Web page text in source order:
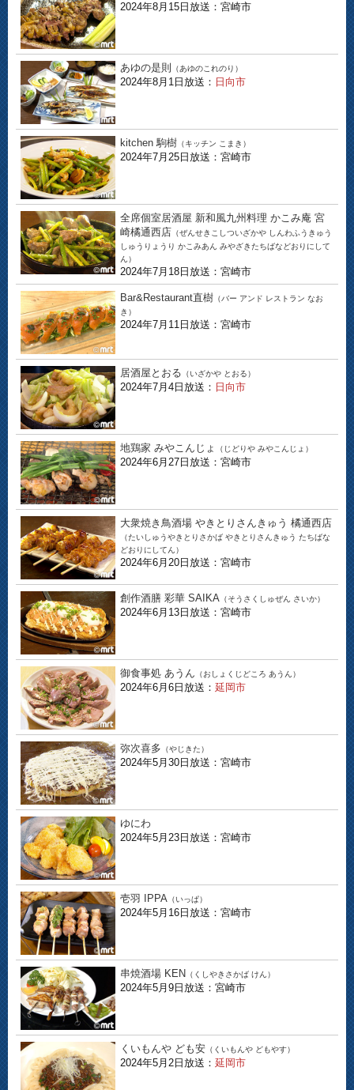
2024年8月15日放送：宮崎市
あゆの是則 （あゆのこれのり）
2024年8月1日放送： 日向市
kitchen 駒樹 （キッチン こまき）
2024年7月25日放送：宮崎市
全席個室居酒屋 新和風九州料理 かこみ庵 宮
崎橘通西店 （ぜんせきこしついざかや しんわふうきゅう
しゅうりょうり かこみあん みやざきたちばなどおりにして
ん）
2024年7月18日放送：宮崎市
Bar&Restaurant直樹 （バー アンド レストラン なお
き）
2024年7月11日放送：宮崎市
居酒屋とおる （いざかや とおる）
2024年7月4日放送： 日向市
地鶏家 みやこんじょ （じどりや みやこんじょ）
2024年6月27日放送：宮崎市
大衆焼き鳥酒場 やきとりさんきゅう 橘通西店
（たいしゅうやきとりさかば やきとりさんきゅう たちばな
どおりにしてん）
2024年6月20日放送：宮崎市
創作酒膳 彩華 SAIKA （そうさくしゅぜん さいか）
2024年6月13日放送：宮崎市
御食事処 あうん （おしょくじどころ あうん）
2024年6月6日放送： 延岡市
弥次喜多 （やじきた）
2024年5月30日放送：宮崎市
ゆにわ
2024年5月23日放送：宮崎市
壱羽 IPPA （いっぱ）
2024年5月16日放送：宮崎市
串焼酒場 KEN （くしやきさかば けん）
2024年5月9日放送：宮崎市
くいもんや ども安 （くいもんや どもやす）
2024年5月2日放送： 延岡市